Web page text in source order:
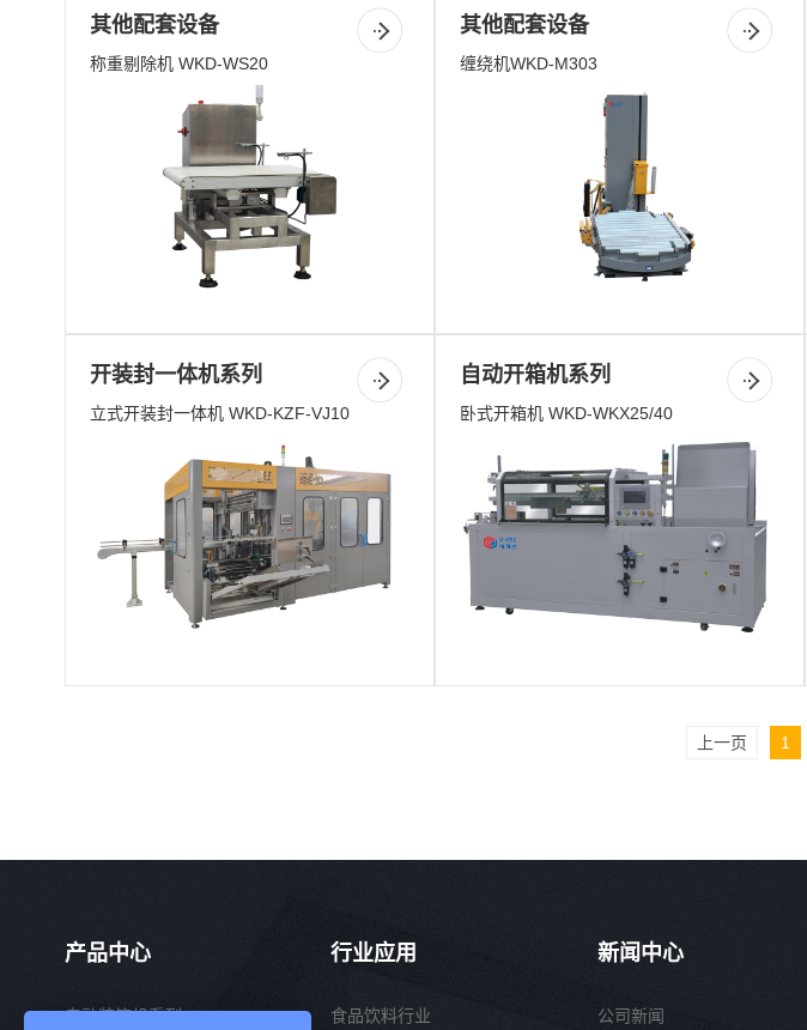
其他配套设备
称重剔除机 WKD-WS20
其他配套设备
缠绕机WKD-M303
开装封一体机系列
立式开装封一体机 WKD-KZF-VJ10
自动开箱机系列
卧式开箱机 WKD-WKX25/40
上一页 1
产品中心
自动装箱机系列
行业应用
食品饮料行业
新闻中心
公司新闻